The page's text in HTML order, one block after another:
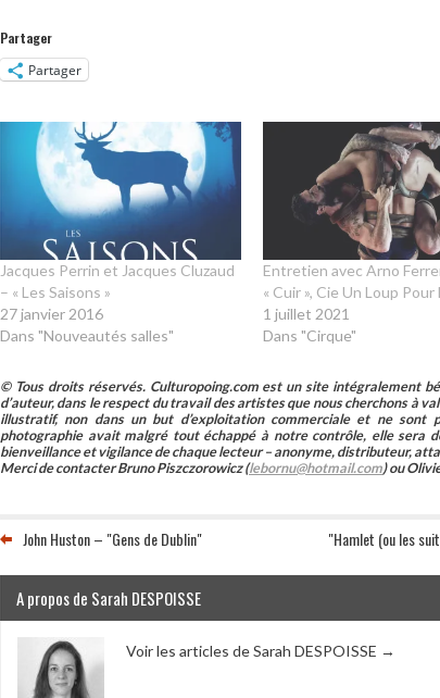
Partager
Partager
Jacques Perrin et Jacques Cluzaud
– « Les Saisons »
27 janvier 2016
Dans "Nouveautés salles"
Entretien avec Arno
« Cuir », Cie Un Loup Pour
1 juillet 2021
Dans "Cirque"
© Tous droits réservés. Culturopoing.com est un site intégralement
d’auteur, dans le respect du travail des artistes que nous cherchons à
illustratif, non dans un but d’exploitation commerciale et ne sont
photographie avait malgré tout échappé à notre contrôle, elle sera
bienveillance et vigilance de chaque lecteur – anonyme, distributeur,
Merci de contacter Bruno Piszczorowicz (lebornu@hotmail.com) ou
John Huston – "Gens de Dublin" "Hamlet (ou les
A propos de Sarah DESPOISSE
Voir les articles de Sarah DESPOISSE →